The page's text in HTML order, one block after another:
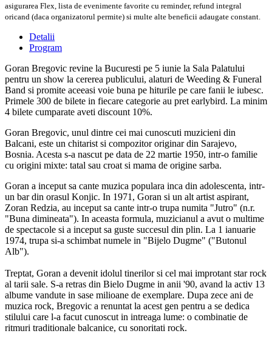
asigurarea Flex, lista de evenimente favorite cu reminder, refund integral
oricand (daca organizatorul permite) si multe alte beneficii adaugate constant.
Detalii
Program
Goran Bregovic revine la Bucuresti pe 5 iunie la Sala Palatului
pentru un show la cererea publicului, alaturi de Weeding & Funeral
Band si promite aceeasi voie buna pe hiturile pe care fanii le iubesc.
Primele 300 de bilete in fiecare categorie au pret earlybird. La minim
4 bilete cumparate aveti discount 10%.
Goran Bregovic, unul dintre cei mai cunoscuti muzicieni din
Balcani, este un chitarist si compozitor originar din Sarajevo,
Bosnia. Acesta s-a nascut pe data de 22 martie 1950, intr-o familie
cu origini mixte: tatal sau croat si mama de origine sarba.
Goran a inceput sa cante muzica populara inca din adolescenta, intr-
un bar din orasul Konjic. In 1971, Goran si un alt artist aspirant,
Zoran Redzia, au inceput sa cante intr-o trupa numita "Jutro" (n.r.
"Buna dimineata"). In aceasta formula, muzicianul a avut o multime
de spectacole si a inceput sa guste succesul din plin. La 1 ianuarie
1974, trupa si-a schimbat numele in "Bijelo Dugme" ("Butonul
Alb").
Treptat, Goran a devenit idolul tinerilor si cel mai improtant star rock
al tarii sale. S-a retras din Bielo Dugme in anii '90, avand la activ 13
albume vandute in sase milioane de exemplare. Dupa zece ani de
muzica rock, Bregovic a renuntat la acest gen pentru a se dedica
stilului care l-a facut cunoscut in intreaga lume: o combinatie de
ritmuri traditionale balcanice, cu sonoritati rock.